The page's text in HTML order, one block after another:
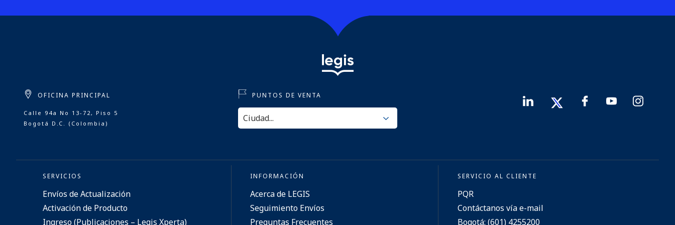
OFICINA PRINCIPAL
Calle 94a No 13-72, Piso 5
Bogotá D.C. (Colombia)
PUNTOS DE VENTA
SERVICIOS
Envíos de Actualización
Activación de Producto
Ingreso (Publicaciones – Legis Xperta)
INFORMACIÓN
Acerca de LEGIS
Seguimiento Envíos
Preguntas Frecuentes
SERVICIO AL CLIENTE
PQR
Contáctanos vía e-mail
Bogotá: (601) 4255200